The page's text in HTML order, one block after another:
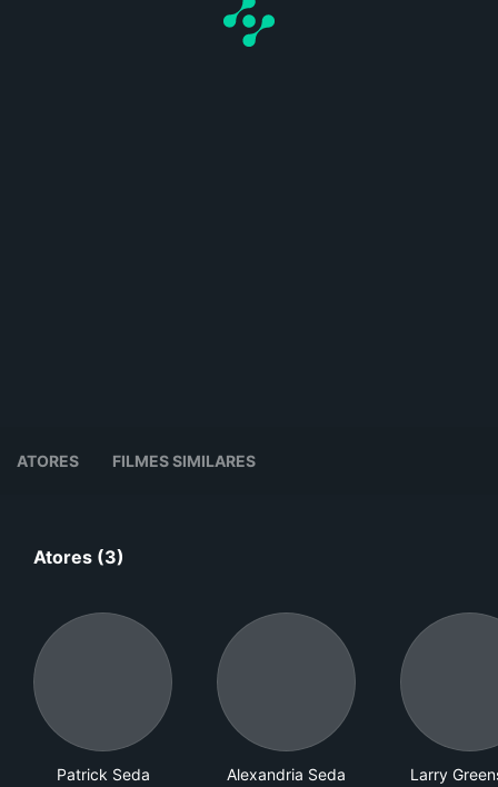
ATORES FILMES SIMILARES
Atores (3)
Patrick Seda
Alexandria Seda
Larry